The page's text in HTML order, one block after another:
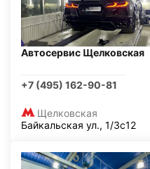
Автосервис Щелковская
+7 (495) 162-90-81
Щелковская
Байкальская ул., 1/3с12